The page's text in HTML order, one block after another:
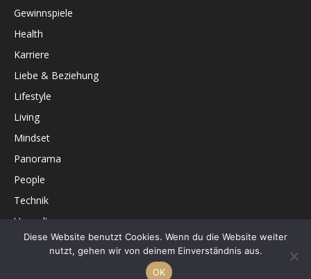
Gewinnspiele
Health
Karriere
Liebe & Beziehung
Lifestyle
Living
Mindset
Panorama
People
Technik
Umwelt
Unterhaltung
Diese Website benutzt Cookies. Wenn du die Website weiter
nutzt, gehen wir von deinem Einverständnis aus.
OK